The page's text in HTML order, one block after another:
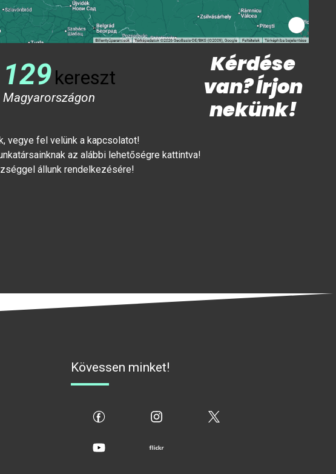
129kereszt
Magyarországon
Kérdése
van? Írjon
nekünk!
vegye fel velünk a kapcsolatot!
az alábbi lehetőségre kattintva!
állunk rendelkezésére!
Kövessen minket!
flickr